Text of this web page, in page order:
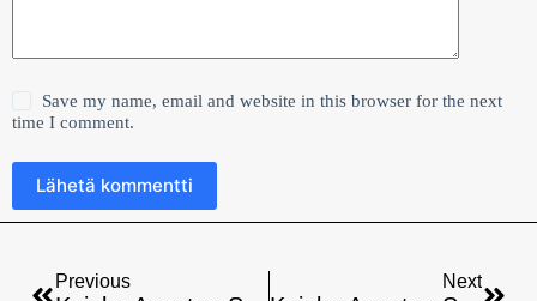
Save my name, email and website in this browser for the next
time I comment.
Lähetä kommentti
Previous Next